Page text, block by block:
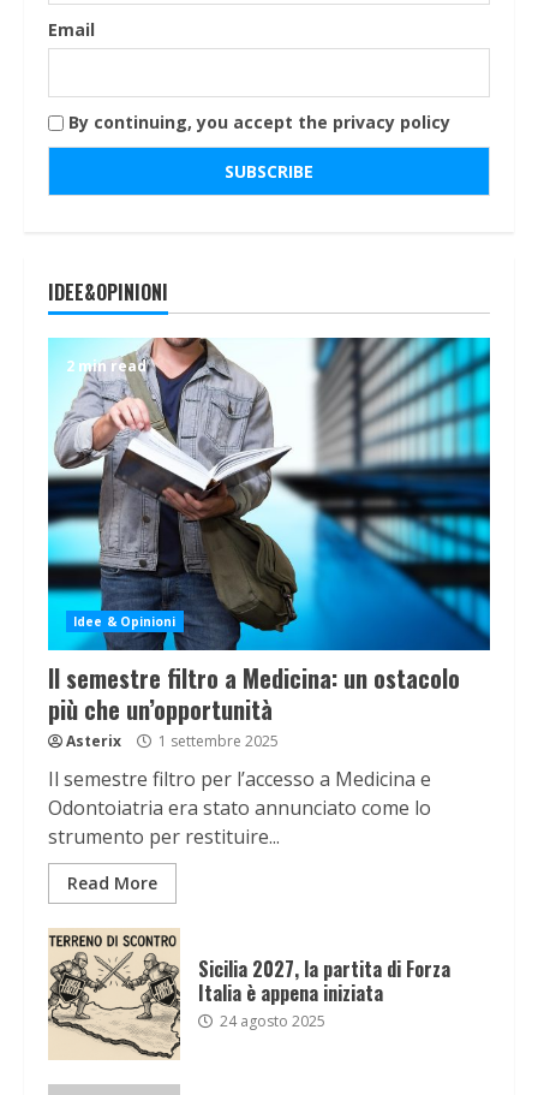
Email
By continuing, you accept the privacy policy
IDEE&OPINIONI
2 min read
Idee & Opinioni
Il semestre filtro a Medicina: un ostacolo
più che un’opportunità
Asterix 1 settembre 2025
Il semestre filtro per l’accesso a Medicina e
Odontoiatria era stato annunciato come lo
strumento per restituire...
Read More
Sicilia 2027, la partita di Forza
Italia è appena iniziata
24 agosto 2025